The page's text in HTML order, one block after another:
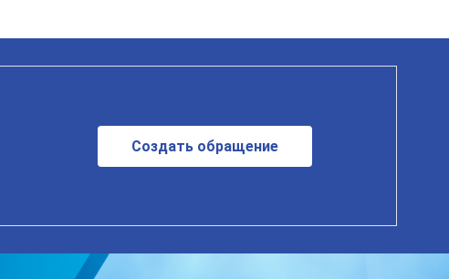
Создать обращение